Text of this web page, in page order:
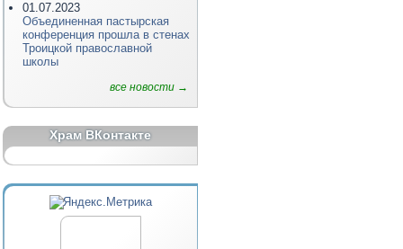
01.07.2023
Объединенная пастырская
конференция прошла в стенах
Троицкой православной
школы
все новости →
Храм ВКонтакте